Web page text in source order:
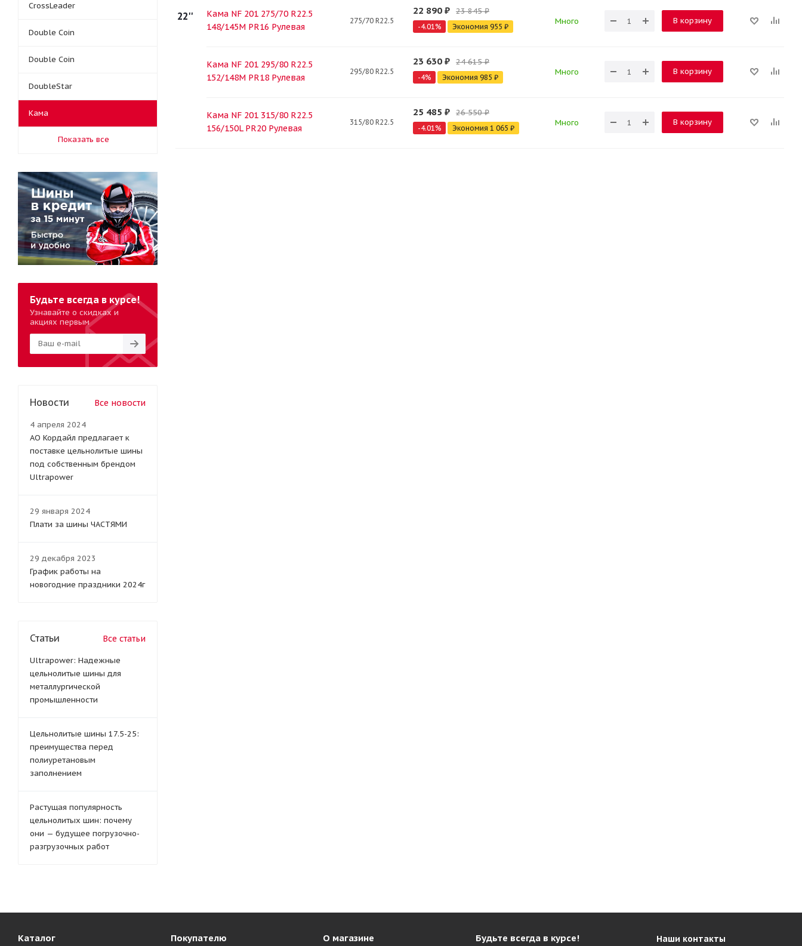
22''
Кама NF 201 275/70 R22.5
148/145M PR16 Рулевая
275/70 R22.5
22 890 ₽ 23 845₽
-4.01% Экономия 955 ₽
Много В корзину
Кама NF 201 295/80 R22.5
152/148M PR18 Рулевая
295/80 R22.5
23 630 ₽ 24 615₽
-4% Экономия 985 ₽
Много В корзину
Кама NF 201 315/80 R22.5
156/150L PR20 Рулевая
315/80 R22.5
25 485 ₽ 26 550₽
-4.01% Экономия 1 065 ₽
Много В корзину
CrossLeader
Double Coin
Double Coin
DoubleStar
Кама
Показать все
Будьте всегда в курсе!
Узнавайте о скидках и
акциях первым
Новости Все новости
4 апреля 2024
АО Кордайл предлагает к
поставке цельнолитые шины
под собственным брендом
Ultrapower
29 января 2024
Плати за шины ЧАСТЯМИ
29 декабря 2023
График работы на
новогодние праздники 2024г
Статьи Все статьи
Ultrapower: Надежные
цельнолитые шины для
металлургической
промышленности
Цельнолитые шины 17.5-25:
преимущества перед
полиуретановым
заполнением
Растущая популярность
цельнолитых шин: почему
они — будущее погрузочно-
разгрузочных работ
Каталог Покупателю О магазине Будьте всегда в курсе! Наши контакты